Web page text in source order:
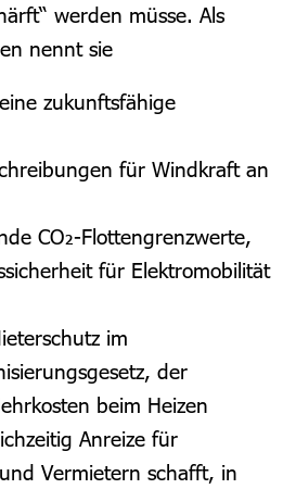
werden müsse. Als
nennt sie
zukunftsfähige
für Windkraft an
CO₂-Flottengrenzwerte,
für Elektromobilität
im
der
beim Heizen
Anreize für
Vermietern schafft, in